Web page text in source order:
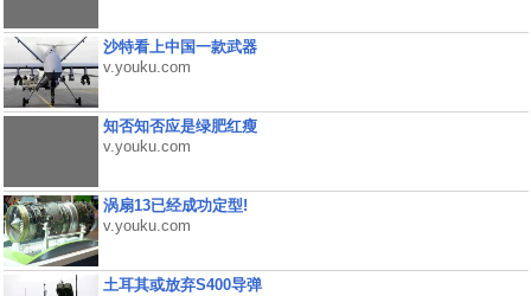
沙特看上中国一款武器
v.youku.com
知否知否应是绿肥红瘦
v.youku.com
涡扇13已经成功定型!
v.youku.com
土耳其或放弃S400导弹